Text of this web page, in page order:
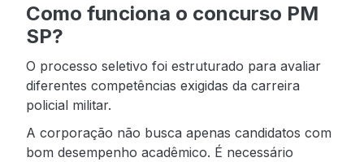
Como funciona o concurso PM
SP?
O processo seletivo foi estruturado para avaliar
diferentes competências exigidas da carreira
policial militar.
A corporação não busca apenas candidatos com
bom desempenho acadêmico. É necessário